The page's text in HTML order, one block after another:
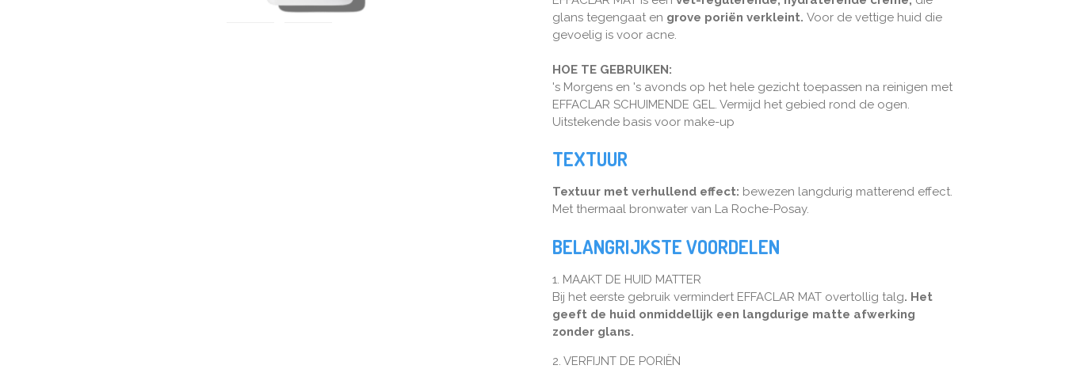
glans tegengaat en grove poriën verkleint. Voor de vettige huid die
gevoelig is voor acne.
HOE TE GEBRUIKEN:
's Morgens en 's avonds op het hele gezicht toepassen na reinigen met
EFFACLAR SCHUIMENDE GEL. Vermijd het gebied rond de ogen.
Uitstekende basis voor make-up
TEXTUUR
Textuur met verhullend effect: bewezen langdurig matterend effect.
Met thermaal bronwater van La Roche-Posay.
BELANGRIJKSTE VOORDELEN
1. MAAKT DE HUID MATTER
Bij het eerste gebruik vermindert EFFACLAR MAT overtollig talg. Het
geeft de huid onmiddellijk een langdurige matte afwerking
zonder glans.
2. VERFIJNT DE PORIËN